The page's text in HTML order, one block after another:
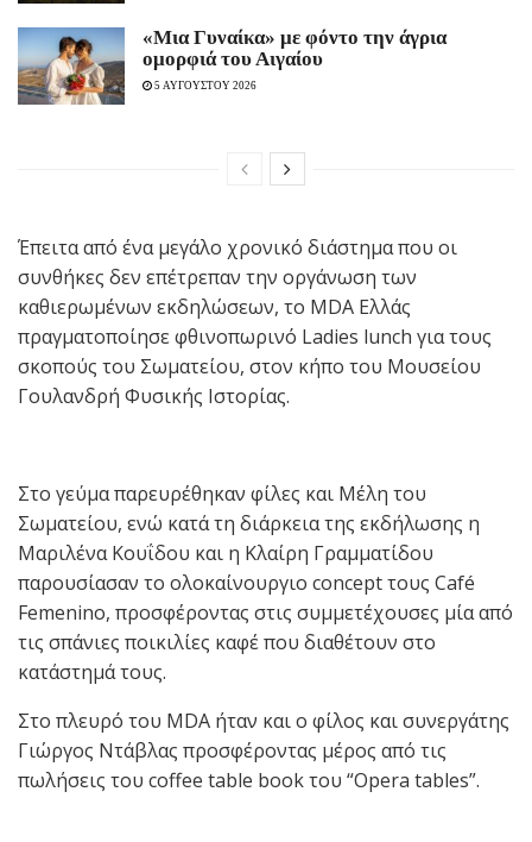
«Μια Γυναίκα» με φόντο την άγρια
ομορφιά του Αιγαίου
5 ΑΥΓΟΥΣΤΟΥ 2026
Έπειτα από ένα μεγάλο χρονικό διάστημα που οι
συνθήκες δεν επέτρεπαν την οργάνωση των
καθιερωμένων εκδηλώσεων, το MDA Ελλάς
πραγματοποίησε φθινοπωρινό Ladies lunch για τους
σκοπούς του Σωματείου, στον κήπο του Μουσείου
Γουλανδρή Φυσικής Ιστορίας.
Στο γεύμα παρευρέθηκαν φίλες και Μέλη του
Σωματείου, ενώ κατά τη διάρκεια της εκδήλωσης η
Μαριλένα Κουΐδου και η Κλαίρη Γραμματίδου
παρουσίασαν το ολοκαίνουργιο concept τους Café
Femenino, προσφέροντας στις συμμετέχουσες μία από
τις σπάνιες ποικιλίες καφέ που διαθέτουν στο
κατάστημά τους.
Στο πλευρό του MDA ήταν και ο φίλος και συνεργάτης
Γιώργος Ντάβλας προσφέροντας μέρος από τις
πωλήσεις του coffee table book του “Opera tables”.